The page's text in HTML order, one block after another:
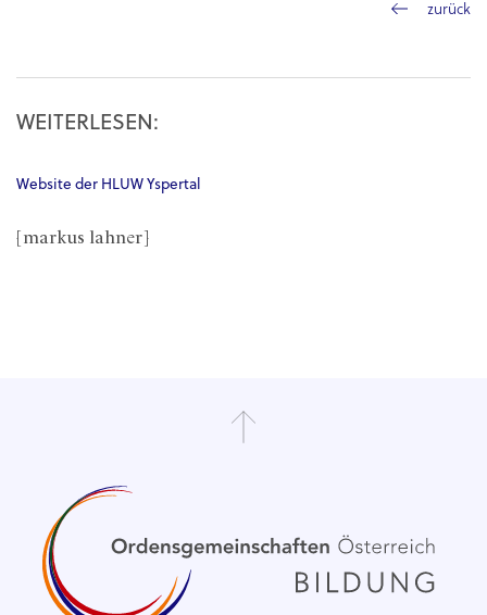
zurück
WEITERLESEN:
Website der HLUW Yspertal
[markus lahner]